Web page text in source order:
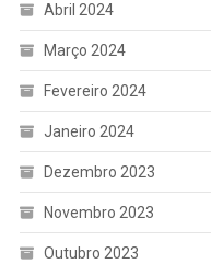
Abril 2024
Março 2024
Fevereiro 2024
Janeiro 2024
Dezembro 2023
Novembro 2023
Outubro 2023